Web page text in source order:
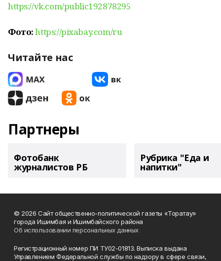
https://vk.com/public192878295
Фото:https://pixabay.com/ru
Читайте нас
Партнеры
Фотобанк
журналистов РБ
Рубрика "Еда и
напитки"
© 2026 Сайт общественно-политической газеты «Торатау»
города Ишимбая и Ишимбайского района
Об использовании персональных данных
Регистрационный номер ПИ ТУ02-01813. Выписка выдана
Управлением Федеральной службы по надзору в сфере связи,